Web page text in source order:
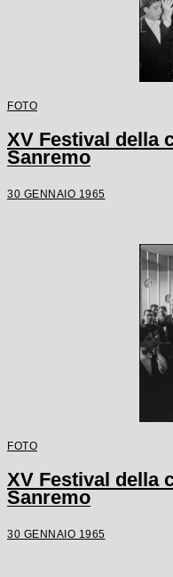
FOTO
XV Festival della
Sanremo
30 GENNAIO 1965
FOTO
XV Festival della
Sanremo
30 GENNAIO 1965